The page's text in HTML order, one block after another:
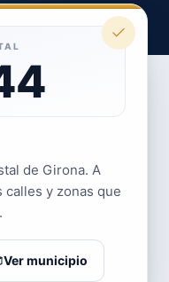
de Girona. A
y zonas que
Ver municipio